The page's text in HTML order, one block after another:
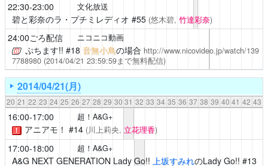
22:30-23:00 文化放送
碧と彩奈のラ・プチミレディオ #55 (悠木碧, 竹達彩奈)
24:00ごろ配信 ニコニコ動画
ぷちます!! #18 音無小鳥の場合 http://www.nicovideo.jp/watch/139
7788980(2014/04/21 23:59:59まで無料配信)
2014/04/21(月)
20 21 22 23 24 25 26 27 28 29 30 31 32 33 34 35 36 37 38 39 40 41 42 43
16:00-17:00 超！A&G+
！ アニアモ！ #14 (川上莉央, 立花理香)
17:00-18:00 超！A&G+
A&G NEXT GENERATION Lady Go!! 上坂すみれのLady Go!! #13